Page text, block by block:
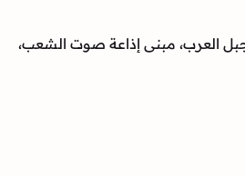
العرب، مبنى إذاعة صوت الشعب،